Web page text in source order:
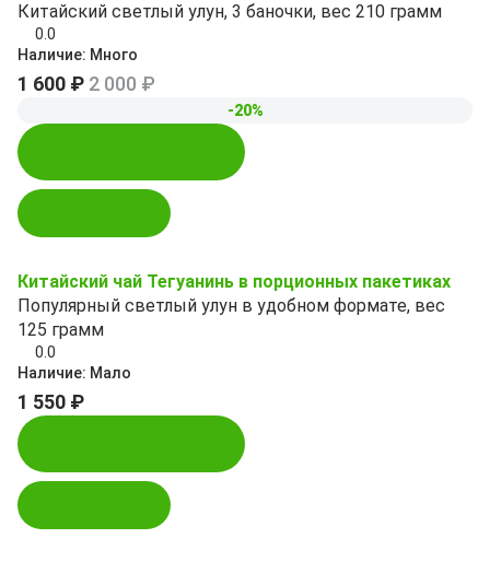
Китайский светлый улун, 3 баночки, вес 210 грамм
0.0
Наличие: Много
1 600 ₽ 2 000 ₽
-20%
Китайский чай Тегуанинь в порционных пакетиках
Популярный светлый улун в удобном формате, вес
125 грамм
0.0
Наличие: Мало
1 550 ₽